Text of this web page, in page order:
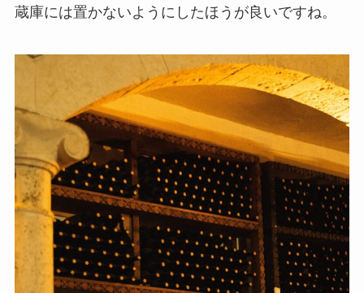
蔵庫には置かないようにしたほうが良いですね。